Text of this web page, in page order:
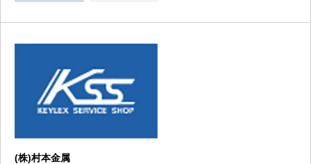
(株)村本金属